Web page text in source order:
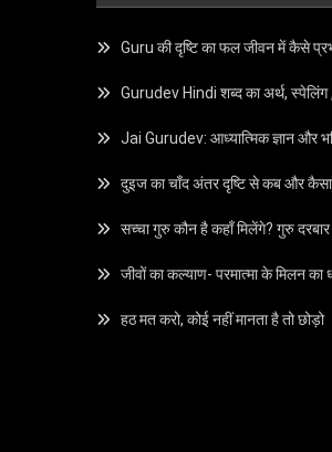
Guru की दृष्टि का फल जीवन में कैसे
Gurudev Hindi शब्द का अर्थ, स्पेलिंग
Jai Gurudev: आध्यात्मिक ज्ञान और
दुइज का चाँद अंतर दृष्टि से कब और कैसा
सच्चा गुरु कौन है कहाँ मिलेंगे? गुरु दरबार
जीवों का कल्याण- परमात्मा के मिलन
हठ मत करो, कोई नहीं मानता है तो छोड़ो